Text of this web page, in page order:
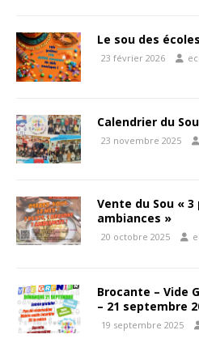
Le sou des
23 février 2026
Calendrier du
23 novembre 2025
Vente du Sou «
ambiances »
20 octobre 2025
Brocante – Vide
– 21 septembre
19 septembre 2025